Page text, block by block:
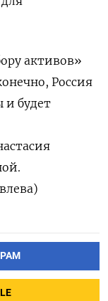
активов»
Россия
и будет